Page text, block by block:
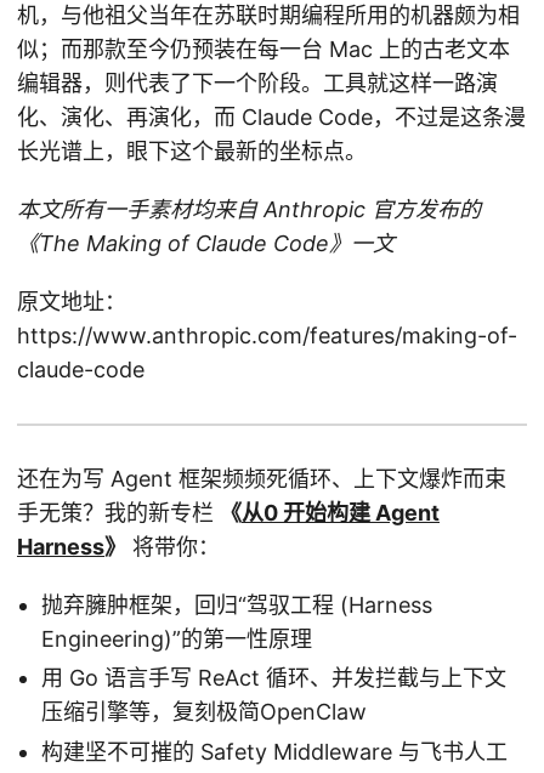
机，与他祖父当年在苏联时期编程所用的机器颇为相
似；而那款至今仍预装在每一台 Mac 上的古老文本
编辑器，则代表了下一个阶段。工具就这样一路演
化、演化、再演化，而 Claude Code，不过是这条漫
长光谱上，眼下这个最新的坐标点。
本文所有一手素材均来自 Anthropic 官方发布的
《The Making of Claude Code》一文
原文地址：
https://www.anthropic.com/features/making-of-
claude-code
还在为写 Agent 框架频频死循环、上下文爆炸而束
手无策？我的新专栏
《从0 开始构建 Agent
Harness》 将带你：
抛弃臃肿框架，回归“驾驭工程 (Harness
Engineering)”的第一性原理
用 Go 语言手写 ReAct 循环、并发拦截与上下文
压缩引擎等，复刻极简OpenClaw
构建坚不可摧的 Safety Middleware 与飞书人工